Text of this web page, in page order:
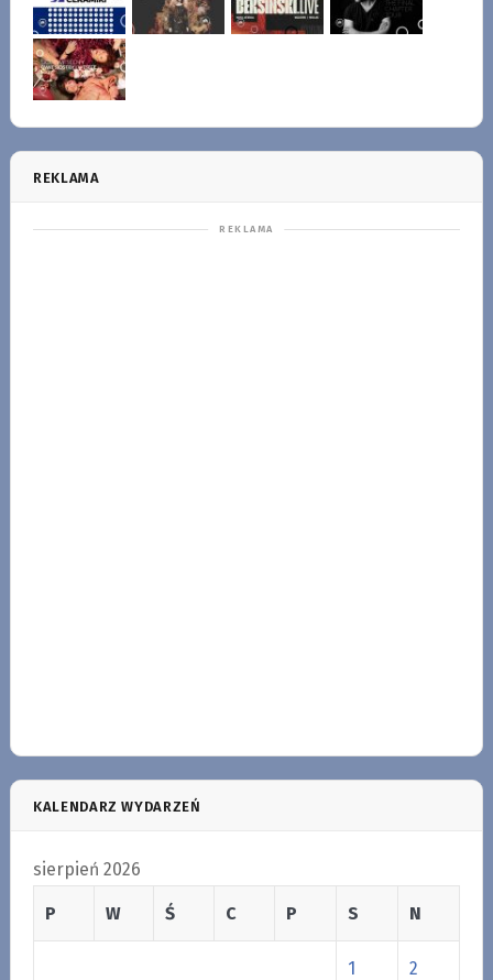
REKLAMA
KALENDARZ WYDARZEŃ
sierpień 2026
P W Ś C P S N
1 2